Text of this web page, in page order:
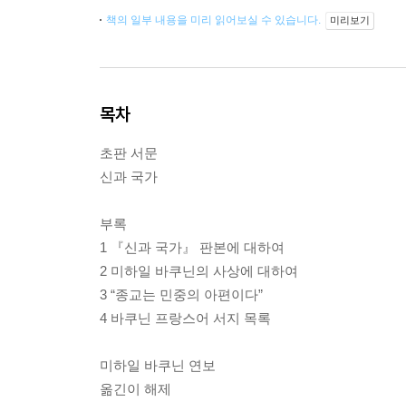
책의 일부 내용을 미리 읽어보실 수 있습니다. 미리보기
목차
초판 서문
신과 국가
부록
1 『신과 국가』 판본에 대하여
2 미하일 바쿠닌의 사상에 대하여
3 “종교는 민중의 아편이다”
4 바쿠닌 프랑스어 서지 목록
미하일 바쿠닌 연보
옮긴이 해제